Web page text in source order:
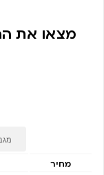
מצאו את
מחיר